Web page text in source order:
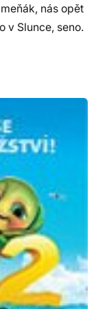
nás opět
v Slunce, seno.